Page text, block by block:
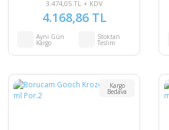
3.474,05 TL + KDV
4.168,86 TL
Aynı Gün
Kargo
Stoktan
Teslim
Kargo
Bedava